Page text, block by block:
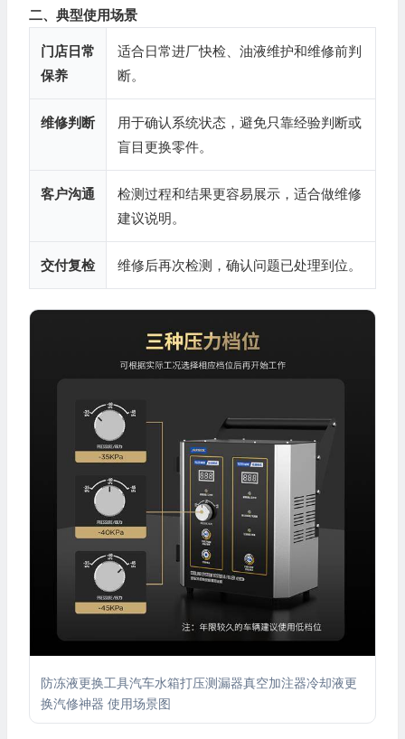
二、典型使用场景
门店日常
保养
适合日常进厂快检、油液维护和维修前判
断。
维修判断
用于确认系统状态，避免只靠经验判断或
盲目更换零件。
客户沟通
检测过程和结果更容易展示，适合做维修
建议说明。
交付复检 维修后再次检测，确认问题已处理到位。
防冻液更换工具汽车水箱打压测漏器真空加注器冷却液更
换汽修神器 使用场景图